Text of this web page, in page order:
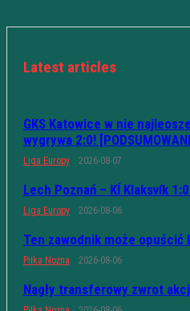
Latest articles
GKS Katowice w nie
wygrywa 2:0!
Liga Europy 2026-08-07
Lech Poznań – KÍ Klaksvík
Liga Europy 2026-08-06
Ten zawodnik może opuścić
Piłka Nożna 2026-08-06
Nagły transferowy zwrot